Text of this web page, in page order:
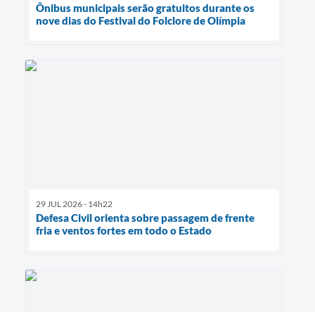
Ônibus municipais serão gratuitos durante os
nove dias do Festival do Folclore de Olímpia
29 JUL 2026 - 14h22
Defesa Civil orienta sobre passagem de frente
fria e ventos fortes em todo o Estado